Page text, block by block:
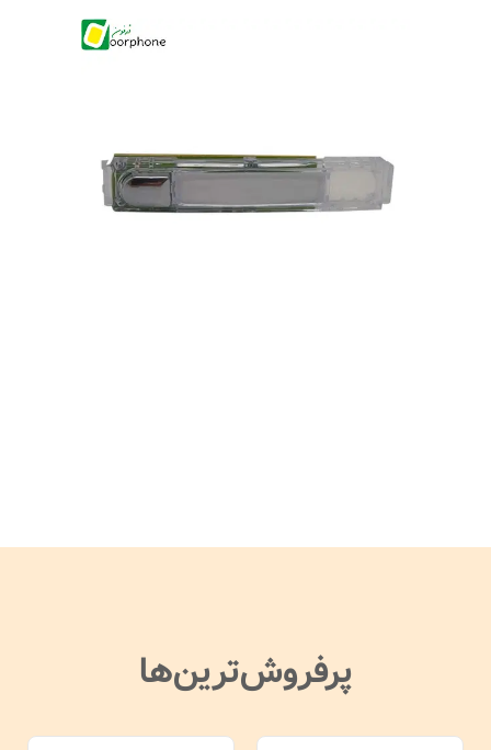
پرفروش‌ترین‌ها